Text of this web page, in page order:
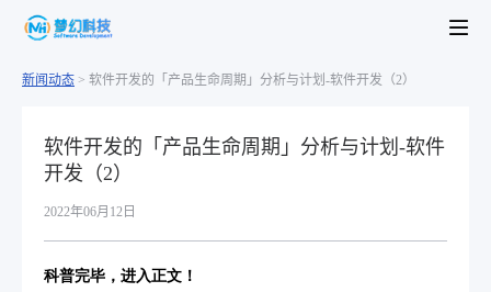
新闻动态 > 软件开发的「产品生命周期」分析与计划-软件开发（2）
软件开发的「产品生命周期」分析与计划-软件
开发（2）
2022年06月12日
科普完毕，进入正文！